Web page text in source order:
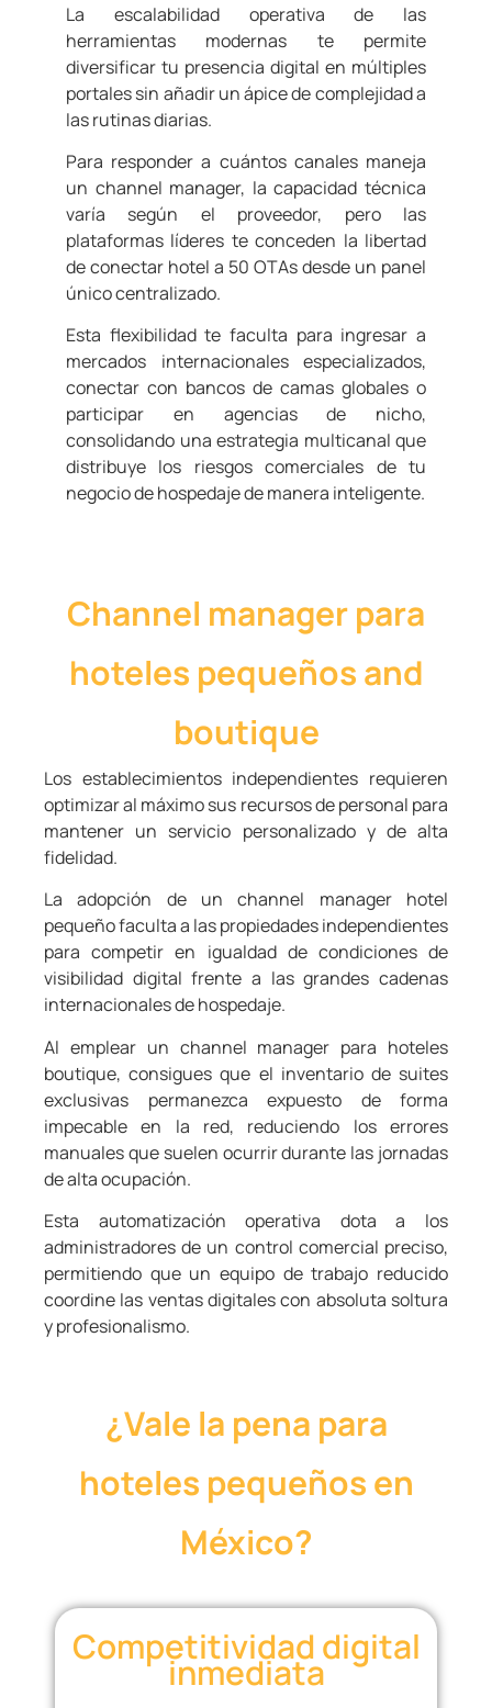
La escalabilidad operativa de las
herramientas modernas te permite
diversificar tu presencia digital en múltiples
portales sin añadir un ápice de complejidad a
las rutinas diarias.
Para responder a cuántos canales maneja
un channel manager, la capacidad técnica
varía según el proveedor, pero las
plataformas líderes te conceden la libertad
de conectar hotel a 50 OTAs desde un panel
único centralizado.
Esta flexibilidad te faculta para ingresar a
mercados internacionales especializados,
conectar con bancos de camas globales o
participar en agencias de nicho,
consolidando una estrategia multicanal que
distribuye los riesgos comerciales de tu
negocio de hospedaje de manera inteligente.
Channel manager para
hoteles pequeños and
boutique
Los establecimientos independientes requieren
optimizar al máximo sus recursos de personal para
mantener un servicio personalizado y de alta
fidelidad.
La adopción de un channel manager hotel
pequeño faculta a las propiedades independientes
para competir en igualdad de condiciones de
visibilidad digital frente a las grandes cadenas
internacionales de hospedaje.
Al emplear un channel manager para hoteles
boutique, consigues que el inventario de suites
exclusivas permanezca expuesto de forma
impecable en la red, reduciendo los errores
manuales que suelen ocurrir durante las jornadas
de alta ocupación.
Esta automatización operativa dota a los
administradores de un control comercial preciso,
permitiendo que un equipo de trabajo reducido
coordine las ventas digitales con absoluta soltura
y profesionalismo.
¿Vale la pena para
hoteles pequeños en
México?
Competitividad digital
inmediata